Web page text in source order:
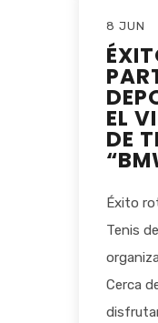
8 JUN
EL
DE
Éxito
Tenis
Cerca